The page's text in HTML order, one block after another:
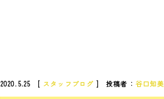
2020.5.25 [ スタッフブログ] 投稿者： 谷口知美